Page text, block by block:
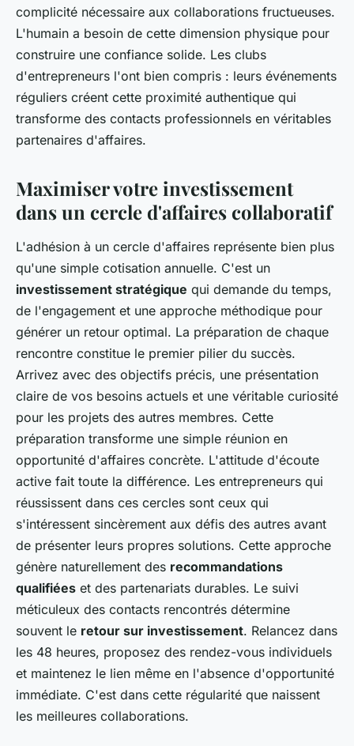
complicité nécessaire aux collaborations fructueuses.
L'humain a besoin de cette dimension physique pour
construire une confiance solide. Les clubs
d'entrepreneurs l'ont bien compris : leurs événements
réguliers créent cette proximité authentique qui
transforme des contacts professionnels en véritables
partenaires d'affaires.
Maximiser votre investissement
dans un cercle d'affaires collaboratif
L'adhésion à un cercle d'affaires représente bien plus
qu'une simple cotisation annuelle. C'est un
investissement stratégique qui demande du temps,
de l'engagement et une approche méthodique pour
générer un retour optimal. La préparation de chaque
rencontre constitue le premier pilier du succès.
Arrivez avec des objectifs précis, une présentation
claire de vos besoins actuels et une véritable curiosité
pour les projets des autres membres. Cette
préparation transforme une simple réunion en
opportunité d'affaires concrète. L'attitude d'écoute
active fait toute la différence. Les entrepreneurs qui
réussissent dans ces cercles sont ceux qui
s'intéressent sincèrement aux défis des autres avant
de présenter leurs propres solutions. Cette approche
génère naturellement des recommandations
qualifiées et des partenariats durables. Le suivi
méticuleux des contacts rencontrés détermine
souvent le retour sur investissement. Relancez dans
les 48 heures, proposez des rendez-vous individuels
et maintenez le lien même en l'absence d'opportunité
immédiate. C'est dans cette régularité que naissent
les meilleures collaborations.